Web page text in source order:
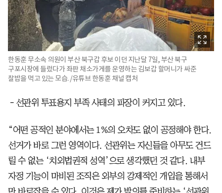
한동훈 무소속 의원이 부산 북구갑 후보 이던 지난달 7일, 부산 북구
구포시장에 들렀다가 좌판 채소가게를 운영하는 김보갑 할머니가 싸준
찰밥을 먹고 있는 모습. /유튜브 한동훈 채널 캡처
－선관위 투표용지 부족 사태의 파장이 커지고 있다.
“어떤 공적인 분야에서는 1%의 오차도 없이 공정해야 한다.
선거가 바로 그런 영역이다. 선관위는 자신들을 아무도 건드
릴 수 없는 ‘치외법권적 성역’으로 생각했던 것 같다. 내부
자정 기능이 마비된 조직은 외부의 강제적인 개입을 통해서